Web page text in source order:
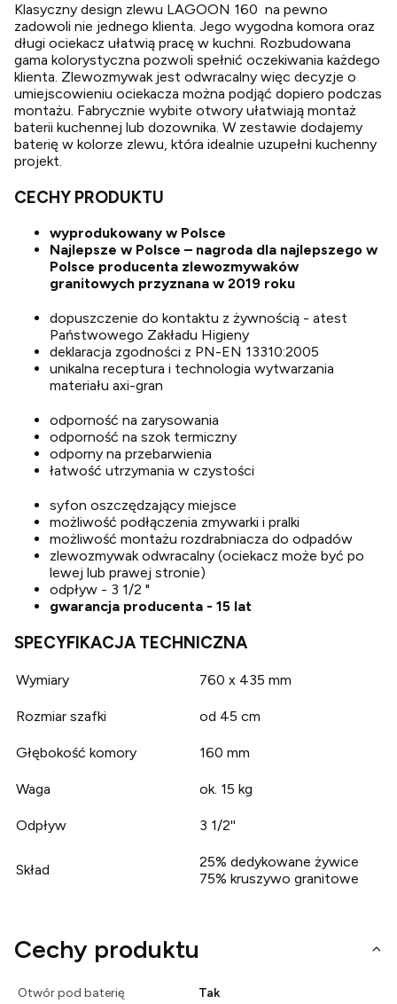
Klasyczny design zlewu LAGOON 160 na pewno
zadowoli nie jednego klienta. Jego wygodna komora oraz
długi ociekacz ułatwią pracę w kuchni. Rozbudowana
gama kolorystyczna pozwoli spełnić oczekiwania każdego
klienta. Zlewozmywak jest odwracalny więc decyzje o
umiejscowieniu ociekacza można podjąć dopiero podczas
montażu. Fabrycznie wybite otwory ułatwiają montaż
baterii kuchennej lub dozownika. W zestawie dodajemy
baterię w kolorze zlewu, która idealnie uzupełni kuchenny
projekt.
CECHY PRODUKTU
wyprodukowany w Polsce
Najlepsze w Polsce – nagroda dla najlepszego w
Polsce producenta zlewozmywaków
granitowych przyznana w 2019 roku
dopuszczenie do kontaktu z żywnością - atest
Państwowego Zakładu Higieny
deklaracja zgodności z PN-EN 13310:2005
unikalna receptura i technologia wytwarzania
materiału axi-gran
odporność na zarysowania
odporność na szok termiczny
odporny na przebarwienia
łatwość utrzymania w czystości
syfon oszczędzający miejsce
możliwość podłączenia zmywarki i pralki
możliwość montażu rozdrabniacza do odpadów
zlewozmywak odwracalny (ociekacz może być po
lewej lub prawej stronie)
odpływ - 3 1/2 "
gwarancja producenta - 15 lat
SPECYFIKACJA TECHNICZNA
Wymiary 760 x 435 mm
Rozmiar szafki od 45 cm
Głębokość komory 160 mm
Waga ok. 15 kg
Odpływ 3 1/2''
Skład
25% dedykowane żywice
75% kruszywo granitowe
Cechy produktu
Otwór pod baterię Tak